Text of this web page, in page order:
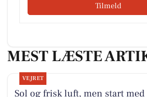
Tilmeld
MEST LÆSTE
VEJRET
Sol og frisk luft, men start med